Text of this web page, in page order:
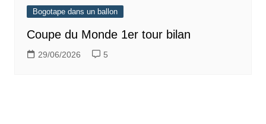
Bogotape dans un ballon
Coupe du Monde 1er tour bilan
29/06/2026 5